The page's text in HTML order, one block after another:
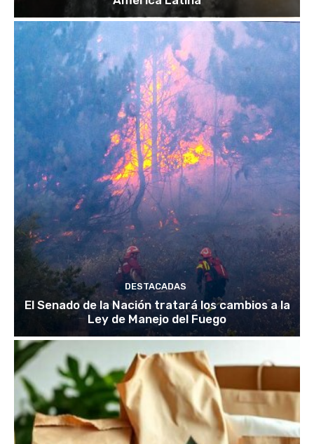
DESTACADAS
El Senado de la Nación tratará los cambios a la
Ley de Manejo del Fuego